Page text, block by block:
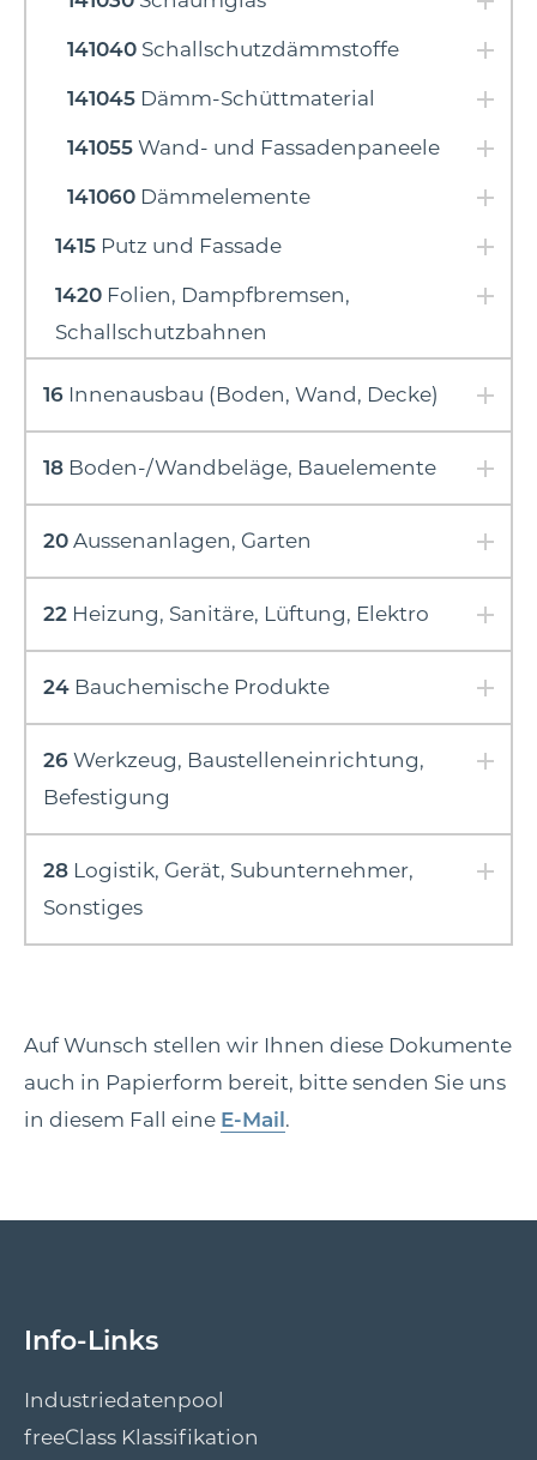
141040 Schallschutzdämmstoffe
141045 Dämm-Schüttmaterial
141055 Wand- und Fassadenpaneele
141060 Dämmelemente
1415 Putz und Fassade
1420 Folien, Dampfbremsen,
Schallschutzbahnen
16 Innenausbau (Boden, Wand, Decke)
18 Boden-/Wandbeläge, Bauelemente
20 Aussenanlagen, Garten
22 Heizung, Sanitäre, Lüftung, Elektro
24 Bauchemische Produkte
26 Werkzeug, Baustelleneinrichtung,
Befestigung
28 Logistik, Gerät, Subunternehmer,
Sonstiges
Auf Wunsch stellen wir Ihnen diese Dokumente
auch in Papierform bereit, bitte senden Sie uns
in diesem Fall eine E-Mail .
Info-Links
Industriedatenpool
freeClass Klassifikation